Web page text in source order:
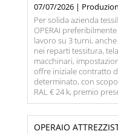
07/07/2026 |
Per solida azienda
OPERAI
lavoro su 3 turni,
nei reparti tessitura,
macchinari,
offre iniziale contratto
determinato, con
RAL € 24 k, premio
OPERAIO